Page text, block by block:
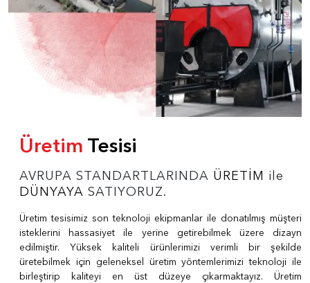
Üretim Tesisi
AVRUPA STANDARTLARINDA ÜRETİM ile
DÜNYAYA SATIYORUZ.
Üretim tesisimiz son teknoloji ekipmanlar ile donatılmış müşteri
isteklerini hassasiyet ile yerine getirebilmek üzere dizayn
edilmiştir. Yüksek kaliteli ürünlerimizi verimli bir şekilde
üretebilmek için geleneksel üretim yöntemlerimizi teknoloji ile
birleştirip kaliteyi en üst düzeye çıkarmaktayız. Üretim